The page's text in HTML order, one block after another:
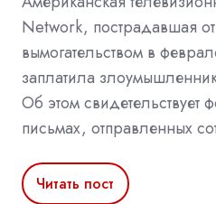
Network, пострадавшая
вымогательством в
заплатила
Об этом свидетельствует
письмах, отправленных
Читать пост